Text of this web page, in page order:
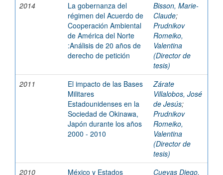
2014
La gobernanza del
régimen del Acuerdo de
Cooperación Ambiental
de América del Norte
:Análisis de 20 años de
derecho de petición
Bisson, Marie-
Claude;
Prudnikov
Romeiko,
Valentina
(Director de
tesis)
2011
El impacto de las Bases
Militares
Estadounidenses en la
Sociedad de Okinawa,
Japón durante los años
2000 - 2010
Zárate
Villalobos, José
de Jesús;
Prudnikov
Romeiko,
Valentina
(Director de
tesis)
2010
México y Estados
Cuevas Diego,